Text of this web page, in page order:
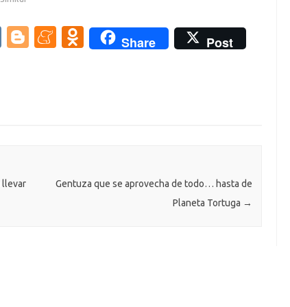
V
Bl
M O
ik
Share
Post
llevar
Gentuza que se aprovecha de todo… hasta de
Planeta Tortuga →